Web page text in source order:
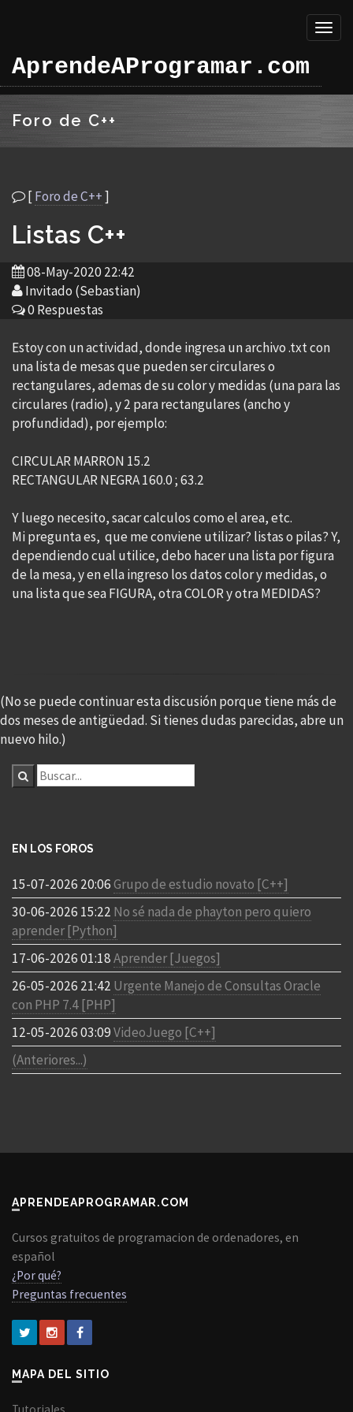
AprendeAProgramar.com
Foro de C++
[Foro de C++]
Listas C++
08-May-2020 22:42
Invitado (Sebastian)
0 Respuestas
Estoy con un actividad, donde ingresa un archivo .txt con
una lista de mesas que pueden ser circulares o
rectangulares, ademas de su color y medidas (una para las
circulares (radio), y 2 para rectangulares (ancho y
profundidad), por ejemplo:
CIRCULAR MARRON 15.2
RECTANGULAR NEGRA 160.0 ; 63.2
Y luego necesito, sacar calculos como el area, etc.
Mi pregunta es, que me conviene utilizar? listas o pilas? Y,
dependiendo cual utilice, debo hacer una lista por figura
de la mesa, y en ella ingreso los datos color y medidas, o
una lista que sea FIGURA, otra COLOR y otra MEDIDAS?
(No se puede continuar esta discusión porque tiene más de
dos meses de antigüedad. Si tienes dudas parecidas, abre un
nuevo hilo.)
EN LOS FOROS
15-07-2026 20:06Grupo de estudio novato [C++]
30-06-2026 15:22 No sé nada de phayton pero quiero
aprender [Python]
17-06-2026 01:18Aprender [Juegos]
26-05-2026 21:42 Urgente Manejo de Consultas Oracle
con PHP 7.4 [PHP]
12-05-2026 03:09VideoJuego [C++]
(Anteriores...)
APRENDEAPROGRAMAR.COM
Cursos gratuitos de programacion de ordenadores, en
español
¿Por qué?
Preguntas frecuentes
MAPA DEL SITIO